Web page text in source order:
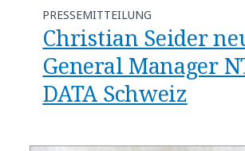
PRESSEMITTEILUNG
Christian Seider
General Manager
DATA Schweiz